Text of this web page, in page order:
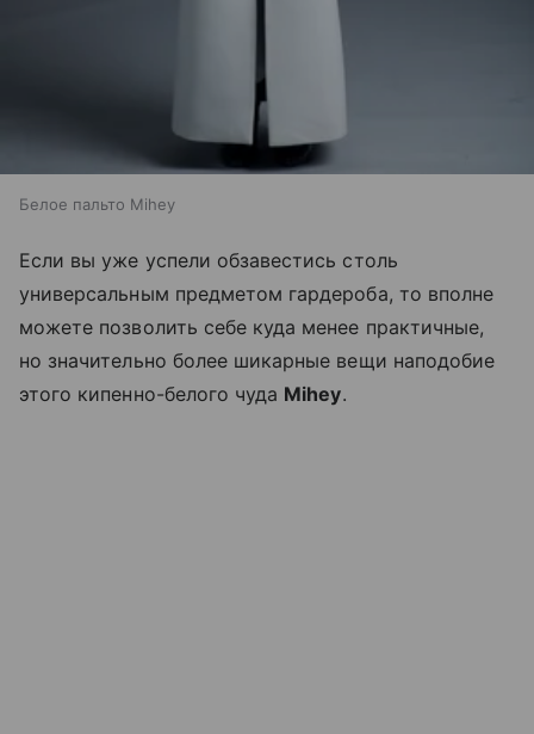
Белое пальто Mihey
Если вы уже успели обзавестись столь
универсальным предметом гардероба, то вполне
можете позволить себе куда менее практичные,
но значительно более шикарные вещи наподобие
этого кипенно-белого чуда Mihey.